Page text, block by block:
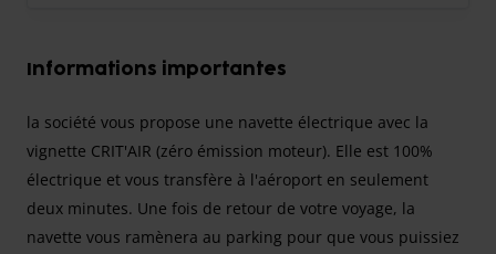
Informations importantes
la société vous propose une navette électrique avec la
vignette CRIT'AIR (zéro émission moteur). Elle est 100%
électrique et vous transfère à l'aéroport en seulement
deux minutes. Une fois de retour de votre voyage, la
navette vous ramènera au parking pour que vous puissiez